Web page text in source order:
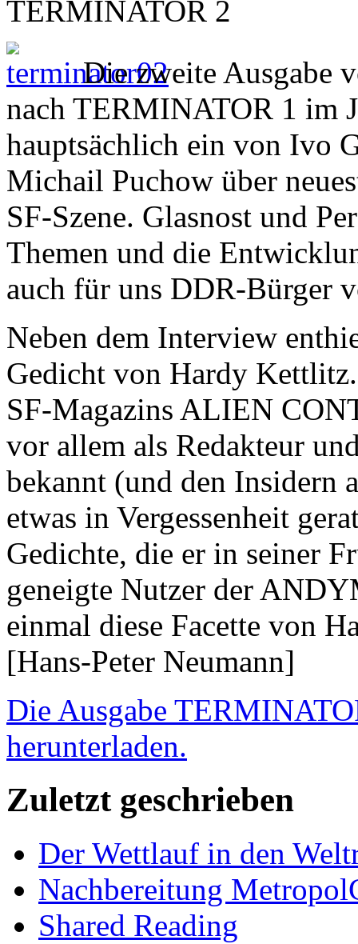
TERMINATOR 2
Die zweite Ausgabe
nach TERMINATOR 1 im
hauptsächlich ein von Ivo
Michail Puchow über
SF-Szene. Glasnost und
Themen und die
auch für uns DDR-Bürger
Neben dem Interview
Gedicht von Hardy
SF-Magazins ALIEN
vor allem als Redakteur
bekannt (und den Insidern
etwas in Vergessenheit
Gedichte, die er in seiner
geneigte Nutzer der
einmal diese Facette von
[Hans-Peter Neumann]
Die Ausgabe
herunterladen.
Zuletzt geschrieben
Der Wettlauf in den
Nachbereitung
Shared Reading